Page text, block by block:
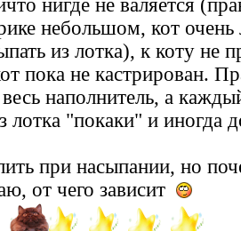
нигде не валяется
небольшом, кот очень
из лотка), к коту не
пока не кастрирован.
наполнитель, а
лотка "покаки" и иногда
при насыпании, но
от чего зависит